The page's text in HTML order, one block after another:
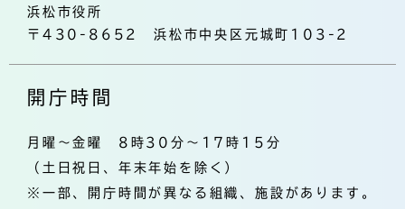
浜松市役所
〒430-8652 浜松市中央区元城町103-2
開庁時間
月曜～金曜 8時30分～17時15分
（土日祝日、年末年始を除く）
※一部、開庁時間が異なる組織、施設があります。